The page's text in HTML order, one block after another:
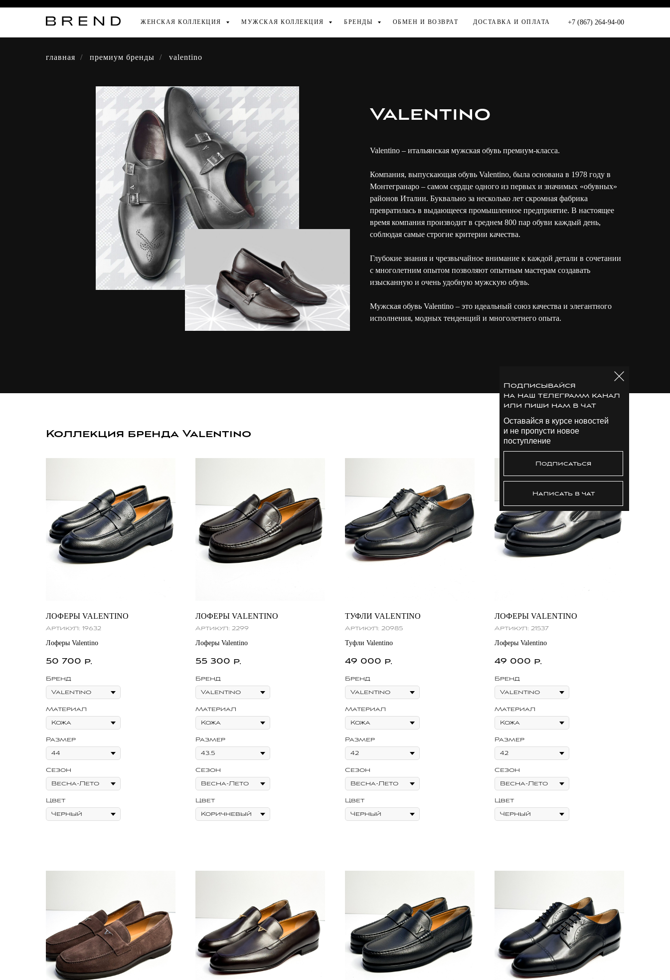
ЖЕНСКАЯ КОЛЛЕКЦИЯ МУЖСКАЯ КОЛЛЕКЦИЯ БРЕНДЫ ОБМЕН И ВОЗВРАТ ДОСТАВКА И ОПЛАТА +7 (867) 264-94-00
Подписывайся
на наш телеграмм канал
или пиши нам в чат
Оставайся в курсе новостей
и не пропусти новое
поступление
Подписаться
Написать в чат
главная / премиум бренды / valentino
Valentino
Valentino – итальянская мужская обувь премиум-класса.
Компания, выпускающая обувь Valentino, была основана в 1978 году в
Монтегранаро – самом сердце одного из первых и значимых «обувных»
районов Италии. Буквально за несколько лет скромная фабрика
превратилась в выдающееся промышленное предприятие. В настоящее
время компания производит в среднем 800 пар обуви каждый день,
соблюдая самые строгие критерии качества.
Глубокие знания и чрезвычайное внимание к каждой детали в сочетании
с многолетним опытом позволяют опытным мастерам создавать
изысканную и очень удобную мужскую обувь.
Мужская обувь Valentino – это идеальный союз качества и элегантного
исполнения, модных тенденций и многолетнего опыта.
Коллекция бренда Valentino
ЛОФЕРЫ VALENTINO
Артикул: 19632
Лоферы Valentino
50 700 р.
Бренд
Материал
Размер
Сезон
Цвет
ЛОФЕРЫ VALENTINO
Артикул: 2299
Лоферы Valentino
55 300 р.
Бренд
Материал
Размер
Сезон
Цвет
ТУФЛИ VALENTINO
Артикул: 20985
Туфли Valentino
49 000 р.
Бренд
Материал
Размер
Сезон
Цвет
ЛОФЕРЫ VALENTINO
Артикул: 21537
Лоферы Valentino
49 000 р.
Бренд
Материал
Размер
Сезон
Цвет